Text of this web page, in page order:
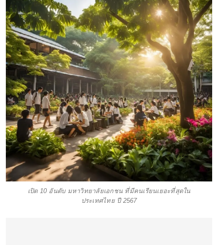
เปิด 10 อันดับ มหาวิทยาลัยเอกชน ที่มีคนเรียนเยอะที่สุดใน
ประเทศไทย ปี 2567